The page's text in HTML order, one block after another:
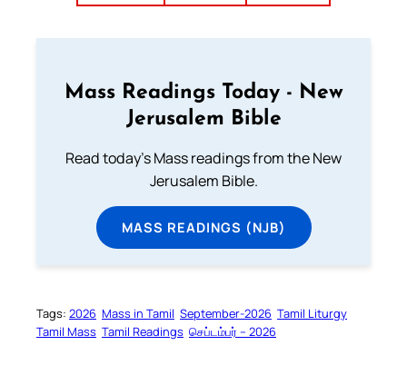
Mass Readings Today - New
Jerusalem Bible
Read today's Mass readings from the New
Jerusalem Bible.
MASS READINGS (NJB)
Tags: 2026 Mass in Tamil September-2026 Tamil Liturgy
Tamil Mass Tamil Readings செப்டம்பர் – 2026